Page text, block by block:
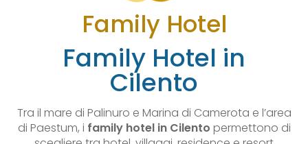
Family Hotel
Family Hotel in
Cilento
Tra il mare di Palinuro e Marina di Camerota e l’area
di Paestum, i family hotel in Cilento permettono di